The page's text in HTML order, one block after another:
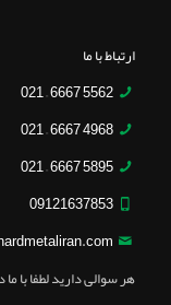
ارتباط با ما
5562 6667 – 021
4968 6667 – 021
5895 6667 – 021
09121637853
هر سوالی دارید لطفا با